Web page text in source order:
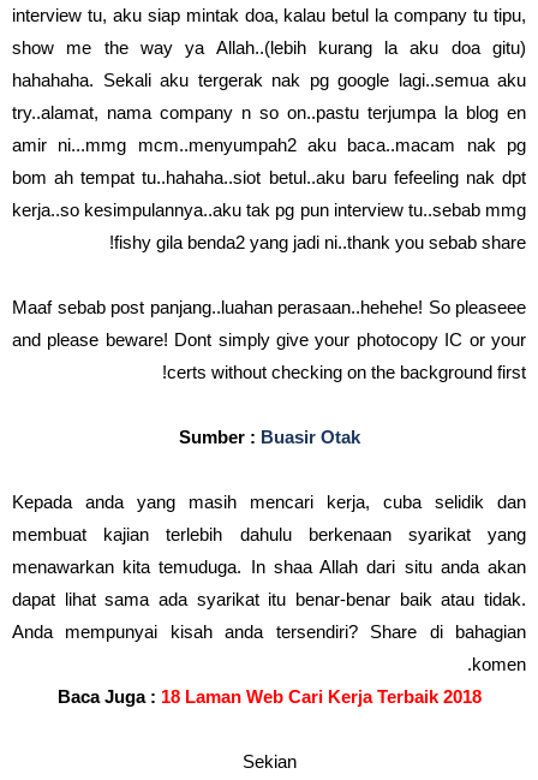
interview tu, aku siap mintak doa, kalau betul la company tu tipu,
show me the way ya Allah..(lebih kurang la aku doa gitu)
hahahaha. Sekali aku tergerak nak pg google lagi..semua aku
try..alamat, nama company n so on..pastu terjumpa la blog en
amir ni...mmg mcm..menyumpah2 aku baca..macam nak pg
bom ah tempat tu..hahaha..siot betul..aku baru fefeeling nak dpt
kerja..so kesimpulannya..aku tak pg pun interview tu..sebab mmg
fishy gila benda2 yang jadi ni..thank you sebab share!
Maaf sebab post panjang..luahan perasaan..hehehe! So pleaseee
and please beware! Dont simply give your photocopy IC or your
certs without checking on the background first!
Sumber : Buasir Otak
Kepada anda yang masih mencari kerja, cuba selidik dan
membuat kajian terlebih dahulu berkenaan syarikat yang
menawarkan kita temuduga. In shaa Allah dari situ anda akan
dapat lihat sama ada syarikat itu benar-benar baik atau tidak.
Anda mempunyai kisah anda tersendiri? Share di bahagian
komen.
Baca Juga : 18 Laman Web Cari Kerja Terbaik 2018
Sekian